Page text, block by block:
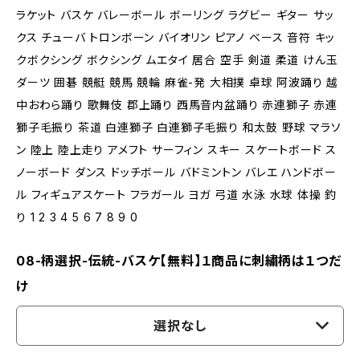
ラケット バスケ バレーボール ボーリング ラグビー ギター サッ
クス チューバ トロンボーン バイオリン ピアノ ベース 音符 キッ
クボクシング ボクシング ムエタイ 居合 空手 剣道 柔道 けん玉
ダーツ 囲碁 競艇 競馬 競輪 麻雀-発 大相撲 卓球 阿波踊り 越
中おわら踊り 歌舞伎 郡上踊り 西馬音内盆踊り 赤連獅子 赤連
獅子毛振り 茶道 白連獅子 白連獅子毛振り 和太鼓 野球 マラソ
ン 陸上 陸上走り アメフト サーフィン スキー スケートボード ス
ノーボード ダンス ドッチボール バドミントン バレエ ハンドボー
ル フィギュアスケート フラガール ヨガ 弓道 水泳 水球 体操 釣
り 1 2 3 4 5 6 7 8 9 0
08-柄選択-伝統-バスケ【無料】１商品に刺繍柄は１つだ
け
選択なし